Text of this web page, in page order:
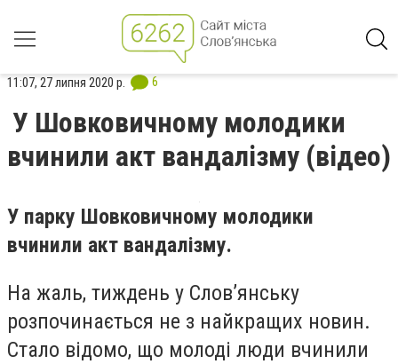
11:07, 27 липня 2020 р. 6
У Шовковичному молодики
вчинили акт вандалізму (відео)
У парку Шовковичному молодики
вчинили акт вандалізму.
На жаль, тиждень у Слов’янську
розпочинається не з найкращих новин.
Стало відомо, що молоді люди вчинили